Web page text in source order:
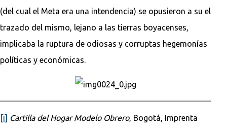
(del cual el Meta era una intendencia) se opusieron a su el
trazado del mismo, lejano a las tierras boyacenses,
implicaba la ruptura de odiosas y corruptas hegemonías
políticas y económicas.
[i] Cartilla del Hogar Modelo Obrero, Bogotá, Imprenta